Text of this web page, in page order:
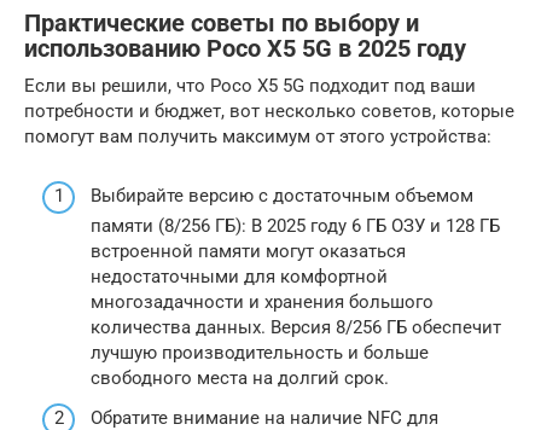
Практические советы по выбору и
использованию Poco X5 5G в 2025 году
Если вы решили, что Poco X5 5G подходит под ваши
потребности и бюджет, вот несколько советов, которые
помогут вам получить максимум от этого устройства:
Выбирайте версию с достаточным объемом
памяти (8/256 ГБ): В 2025 году 6 ГБ ОЗУ и 128 ГБ
встроенной памяти могут оказаться
недостаточными для комфортной
многозадачности и хранения большого
количества данных. Версия 8/256 ГБ обеспечит
лучшую производительность и больше
свободного места на долгий срок.
Обратите внимание на наличие NFC для